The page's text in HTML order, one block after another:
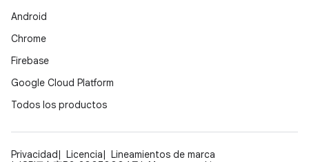
Android
Chrome
Firebase
Google Cloud Platform
Todos los productos
Privacidad Licencia
Lineamientos de marca